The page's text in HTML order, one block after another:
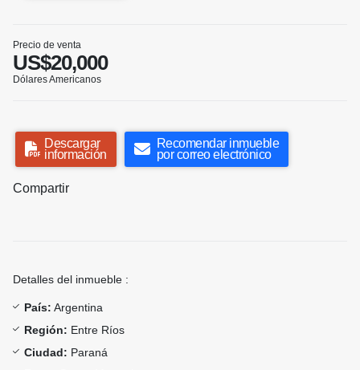
Precio de venta
US$20,000
Dólares Americanos
Descargar
información
Recomendar inmueble
por correo electrónico
Compartir
Detalles del inmueble :
País: Argentina
Región: Entre Ríos
Ciudad: Paraná